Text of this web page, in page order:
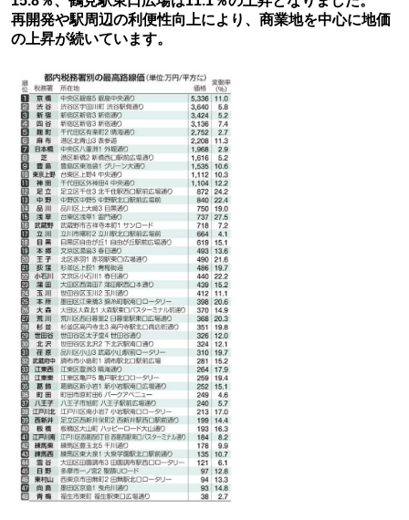
再開発や駅周辺の利便性向上により、商業地を中心に地価
の上昇が続いています。